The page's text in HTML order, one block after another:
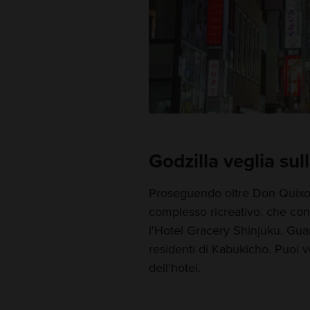
Godzilla veglia
Proseguendo oltre Don
complesso ricreativo, che
l'Hotel Gracery Shinjuku.
residenti di Kabukicho. Puoi
dell'hotel.